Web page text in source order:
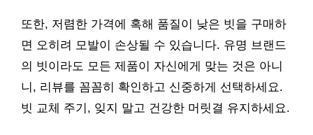
또한, 저렴한 가격에 혹해 품질이 낮은 빗을 구매하
면 오히려 모발이 손상될 수 있습니다. 유명 브랜드
의 빗이라도 모든 제품이 자신에게 맞는 것은 아니
니, 리뷰를 꼼꼼히 확인하고 신중하게 선택하세요.
빗 교체 주기, 잊지 말고 건강한 머릿결 유지하세요.